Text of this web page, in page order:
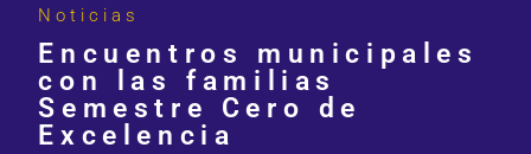
Noticias
Encuentros municipales
con las familias
Semestre Cero de
Excelencia